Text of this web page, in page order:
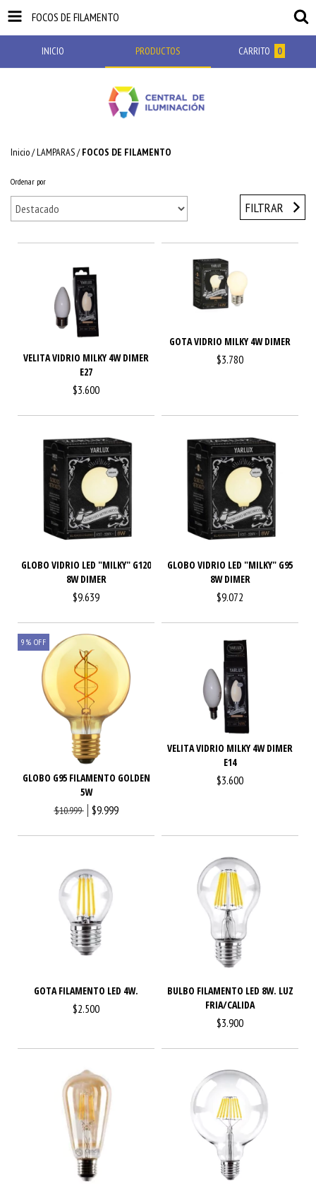
FOCOS DE FILAMENTO
INICIO PRODUCTOS CARRITO 0
Inicio/LAMPARAS/ FOCOS DE FILAMENTO
Ordenar por
FILTRAR
VELITA VIDRIO MILKY 4W DIMER
E27
$3.600
GOTA VIDRIO MILKY 4W DIMER
$3.780
GLOBO VIDRIO LED "MILKY" G120
8W DIMER
$9.639
GLOBO VIDRIO LED "MILKY" G95
8W DIMER
$9.072
9 % OFF
GLOBO G95 FILAMENTO GOLDEN
5W
$10.999 $9.999
VELITA VIDRIO MILKY 4W DIMER
E14
$3.600
GOTA FILAMENTO LED 4W.
$2.500
BULBO FILAMENTO LED 8W. LUZ
FRIA/CALIDA
$3.900